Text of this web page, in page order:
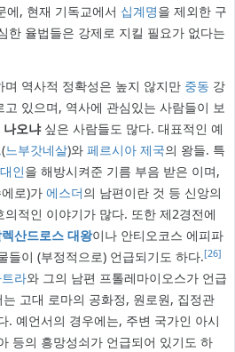
에, 현재 기독교에서 십계명을 제외한 구
한 율법들은 강제로 지킬 필요가 없다는
역사적 정확성은 높지 않지만 중동 강
있으며, 역사에 관심있는 사람들이 보
오냐싶은 사람들도 많다. 대표적인 예
(느부갓네살)와 페르시아 제국의 왕들. 특
인을 해방시켜준 기름 부음 받은 이며,
로)가 에스더의 남편이란 것 등 신앙의
의적인 이야기가 많다. 또한 제2경전에
산드로스 대왕이나 안티오코스 에피파
들이 (부정적으로) 언급되기도 하다.[26]
라와 그의 남편 프톨레마이오스가 언급
고대 로마의 공화정, 원로원, 집정관
. 예언서의 경우에는, 주변 국가인 아시
등의 흥망성쇠가 언급되어 있기도 하